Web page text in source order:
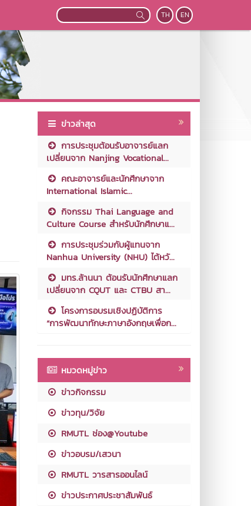
TH EN
ข่าวล่าสุด
การประชุมต้อนรับอาจารย์แลก
เปลี่ยนจาก Nanjing Vocational...
คณะอาจารย์และนักศึกษาจาก
International Islamic...
กิจกรรม Thai Language and
Culture Course สำหรับนักศึกษาแ...
การประชุมร่วมกับผู้แทนจาก
Nanhua University (NHU) ไต้หวั...
มทร.ล้านนา ต้อนรับนักศึกษาแลก
เปลี่ยนจาก CQUT และ CTBU สา...
โครงการอบรมเชิงปฏิบัติการ
“การพัฒนาทักษะภาษาอังกฤษเพื่อก...
หมวดหมู่ข่าว
ข่าวกิจกรรม
ข่าวทุน/วิจัย
RMUTL ช่อง@Youtube
ข่าวอบรม/เสวนา
RMUTL วารสารออนไลน์
ข่าวประกาศประชาสัมพันธ์